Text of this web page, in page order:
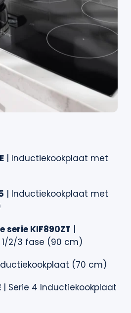
| Inductiekookplaat met
| Inductiekookplaat met
serie KIF890ZT |
2/3 fase (90 cm)
(70 cm)
| Serie 4 Inductiekookplaat